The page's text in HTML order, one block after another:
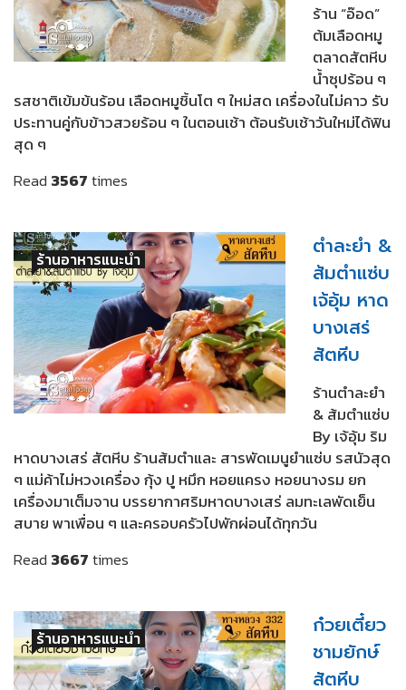
ร้าน “อ๊อด”
ต้มเลือดหมู
ตลาดสัตหีบ
น้ำซุปร้อน ๆ
รสชาติเข้มข้นร้อน เลือดหมูชิ้นโต ๆ ใหม่สด เครื่องในไม่คาว รับ
ประทานคู่กับข้าวสวยร้อน ๆ ในตอนเช้า ต้อนรับเช้าวันใหม่ได้ฟิน
สุด ๆ
Read 3567times
ร้านอาหารแนะนำ
ตำละยำ &
ส้มตำแซ่บ
เจ้อุ้ม หาด
บางเสร่
สัตหีบ
ร้านตำละยำ
& ส้มตำแซ่บ
By เจ้อุ้ม ริม
หาดบางเสร่ สัตหีบ ร้านส้มตำและ สารพัดเมนูยำแซ่บ รสนัวสุด
ๆ แม่ค้าไม่หวงเครื่อง กุ้ง ปู หมึก หอยแครง หอยนางรม ยก
เครื่องมาเต็มจาน บรรยากาศริมหาดบางเสร่ ลมทะเลพัดเย็น
สบาย พาเพื่อน ๆ และครอบครัวไปพักผ่อนได้ทุกวัน
Read 3667times
ร้านอาหารแนะนำ
ก๋วยเตี๋ยว
ชามยักษ์
สัตหีบ